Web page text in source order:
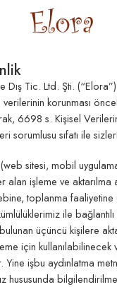
Dış Tic. Ltd. Şti.
verilerinin korunması
6698 s. Kişisel
sorumlusu sıfatı ile
sitesi, mobil
alan işleme ve aktarılma
toplanma faaliyetine
ile
üçüncü kişilere
için kullanılabilinecek
Yine işbu aydınlatma
hususunda